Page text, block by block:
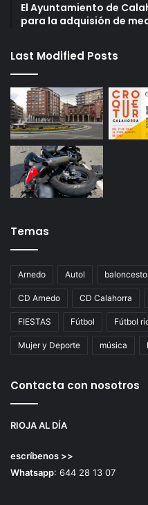
El Ayuntamiento de
para la adquisión de
Last Modified Posts
Temas
Arnedo Autol baloncesto
CD Arnedo CD Calahorra
FIESTAS Fútbol Fútbol
Mujer y Deporte música
Contacta con nosotros
RIOJA AL DÍA
escríbenos >>
Whatsapp: 644 28 13 07